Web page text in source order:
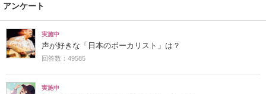
アンケート
実施中
声が好きな「日本のボーカリスト」は？
回答数：49585
実施中